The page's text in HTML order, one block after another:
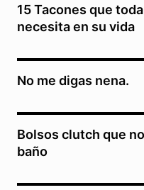
15 Tacones que
necesita en su vida
No me digas nena.
Bolsos clutch que
baño